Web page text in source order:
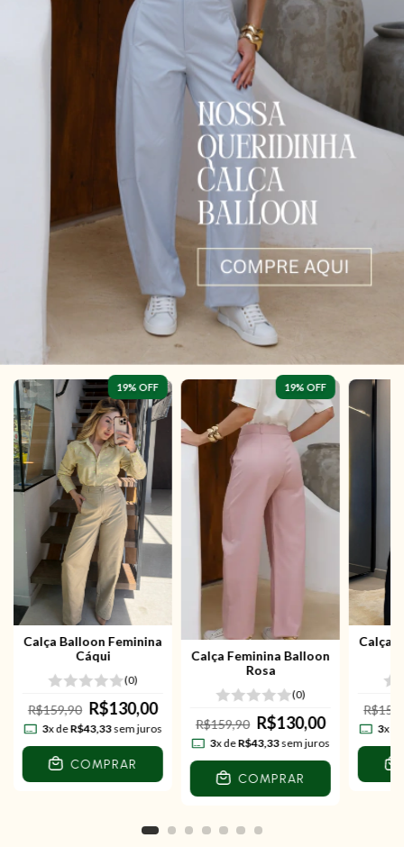
19% OFF
Calça Balloon Feminina
Cáqui
(0)
R$159,90 R$130,00
3x deR$43,33sem juros
COMPRAR
19% OFF
Calça Feminina Balloon
Rosa
(0)
R$159,90 R$130,00
3x deR$43,33sem juros
COMPRAR
Calça
3x